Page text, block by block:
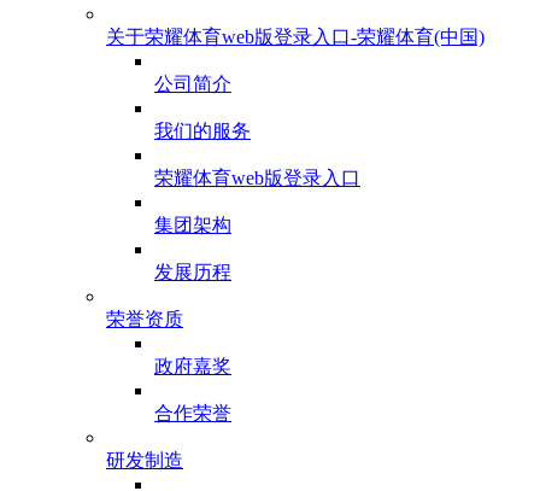
关于荣耀体育web版登录入口-荣耀体育(中国)
公司简介
我们的服务
荣耀体育web版登录入口
集团架构
发展历程
荣誉资质
政府嘉奖
合作荣誉
研发制造